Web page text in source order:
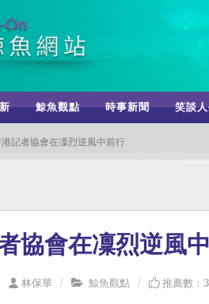
鯨魚觀點 時事新聞 笑談
記者協會在凜烈逆風中前行
協會在凜烈逆風
林保華 鯨魚觀點 推薦數：